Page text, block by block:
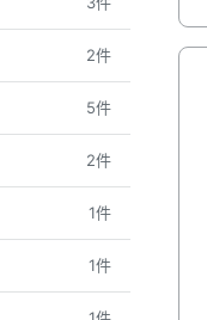
2件
5件
2件
1件
1件